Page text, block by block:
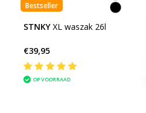
Bestseller
STNKY XL waszak 26l
€39,95
OP VOORRAAD